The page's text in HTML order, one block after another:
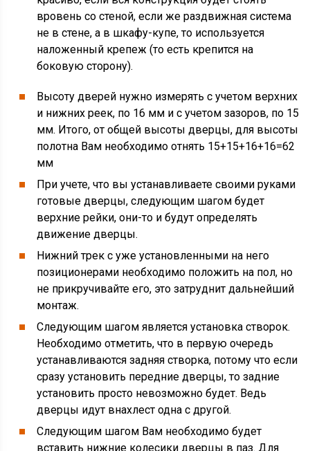
вровень со стеной, если же раздвижная система
не в стене, а в шкафу-купе, то используется
наложенный крепеж (то есть крепится на
боковую сторону).
Высоту дверей нужно измерять с учетом верхних
и нижних реек, по 16 мм и с учетом зазоров, по 15
мм. Итого, от общей высоты дверцы, для высоты
полотна Вам необходимо отнять 15+15+16+16=62
мм
При учете, что вы устанавливаете своими руками
готовые дверцы, следующим шагом будет
верхние рейки, они-то и будут определять
движение дверцы.
Нижний трек с уже установленными на него
позиционерами необходимо положить на пол, но
не прикручивайте его, это затруднит дальнейший
монтаж.
Следующим шагом является установка створок.
Необходимо отметить, что в первую очередь
устанавливаются задняя створка, потому что если
сразу установить передние дверцы, то задние
установить просто невозможно будет. Ведь
дверцы идут внахлест одна с другой.
Следующим шагом Вам необходимо будет
вставить нижние колесики дверцы в паз. Для